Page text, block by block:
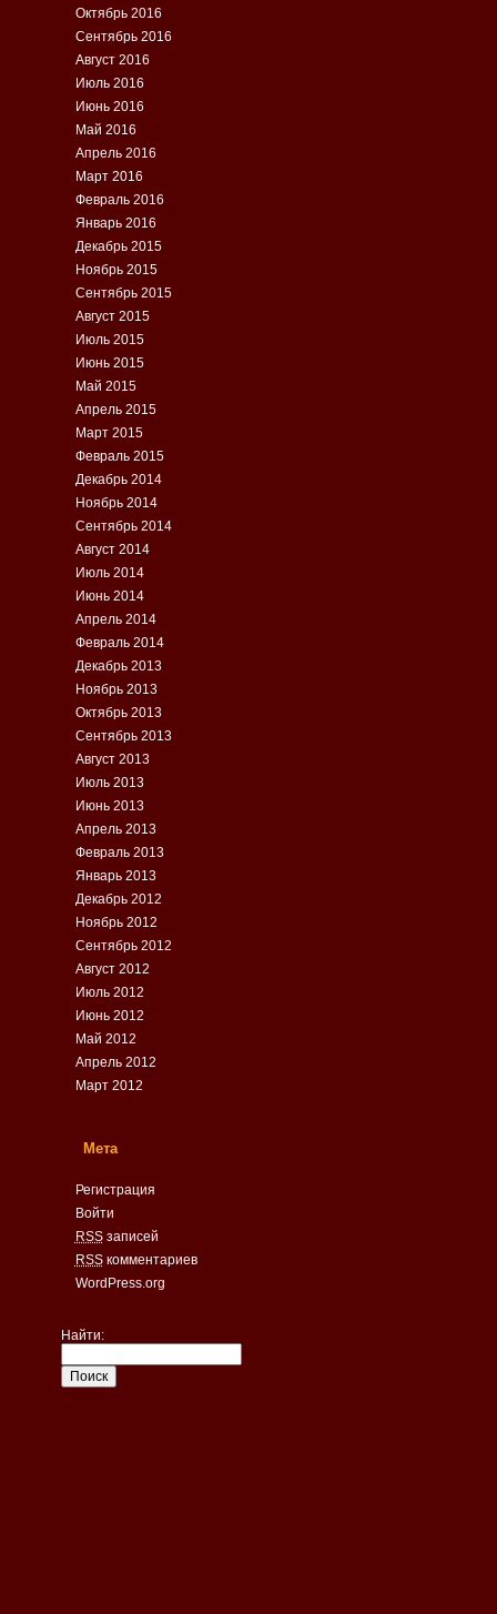
Октябрь 2016
Сентябрь 2016
Август 2016
Июль 2016
Июнь 2016
Май 2016
Апрель 2016
Март 2016
Февраль 2016
Январь 2016
Декабрь 2015
Ноябрь 2015
Сентябрь 2015
Август 2015
Июль 2015
Июнь 2015
Май 2015
Апрель 2015
Март 2015
Февраль 2015
Декабрь 2014
Ноябрь 2014
Сентябрь 2014
Август 2014
Июль 2014
Июнь 2014
Апрель 2014
Февраль 2014
Декабрь 2013
Ноябрь 2013
Октябрь 2013
Сентябрь 2013
Август 2013
Июль 2013
Июнь 2013
Апрель 2013
Февраль 2013
Январь 2013
Декабрь 2012
Ноябрь 2012
Сентябрь 2012
Август 2012
Июль 2012
Июнь 2012
Май 2012
Апрель 2012
Март 2012
Мета
Регистрация
Войти
RSSзаписей
RSSкомментариев
WordPress.org
Найти: